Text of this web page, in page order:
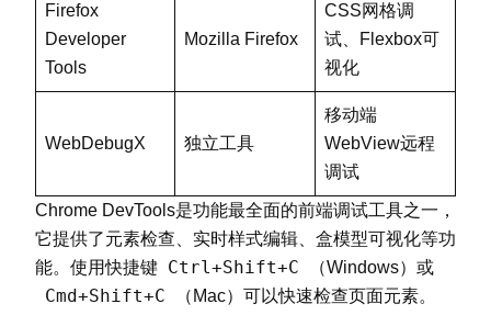
Firefox
Developer
Tools
Mozilla Firefox
CSS网格调
试、Flexbox可
视化
WebDebugX 独立工具
移动端
WebView远程
调试
Chrome DevTools是功能最全面的前端调试工具之一，
它提供了元素检查、实时样式编辑、盒模型可视化等功
能。使用快捷键 Ctrl+Shift+C （Windows）或
Cmd+Shift+C
（Mac）可以快速检查页面元素。